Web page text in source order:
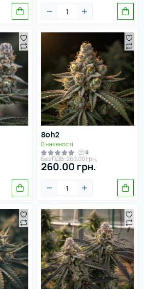
8oh2
В наявності
0
Без ПДВ: 260.00 грн.
260.00 грн.